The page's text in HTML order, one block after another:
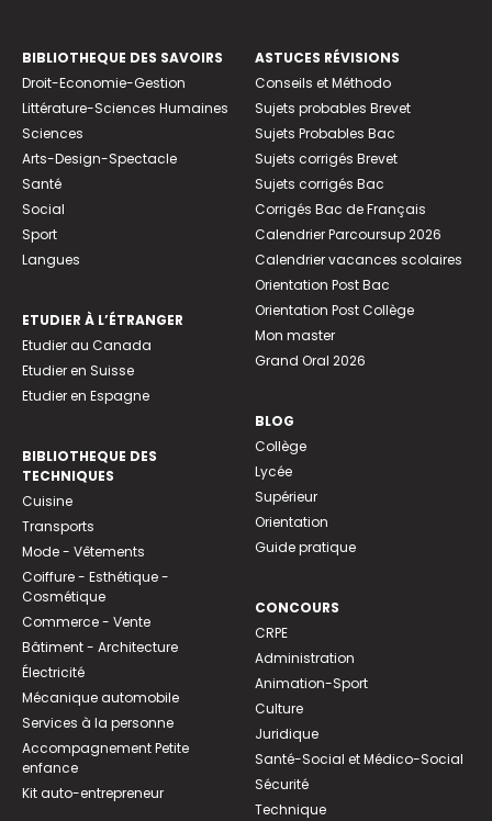
BIBLIOTHEQUE DES SAVOIRS
Droit-Economie-Gestion
Littérature-Sciences Humaines
Sciences
Arts-Design-Spectacle
Santé
Social
Sport
Langues
ETUDIER À L’ÉTRANGER
Etudier au Canada
Etudier en Suisse
Etudier en Espagne
BIBLIOTHEQUE DES
TECHNIQUES
Cuisine
Transports
Mode - Vêtements
Coiffure - Esthétique -
Cosmétique
Commerce - Vente
Bâtiment - Architecture
Électricité
Mécanique automobile
Services à la personne
Accompagnement Petite
enfance
Kit auto-entrepreneur
ASTUCES RÉVISIONS
Conseils et Méthodo
Sujets probables Brevet
Sujets Probables Bac
Sujets corrigés Brevet
Sujets corrigés Bac
Corrigés Bac de Français
Calendrier Parcoursup 2026
Calendrier vacances scolaires
Orientation Post Bac
Orientation Post Collège
Mon master
Grand Oral 2026
BLOG
Collège
Lycée
Supérieur
Orientation
Guide pratique
CONCOURS
CRPE
Administration
Animation-Sport
Culture
Juridique
Santé-Social et Médico-Social
Sécurité
Technique